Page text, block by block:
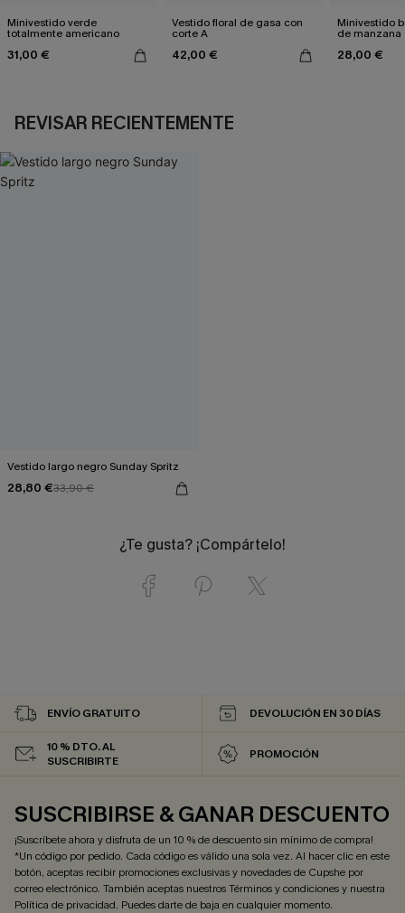
Minivestido verde
totalmente americano
31,00 €
Vestido floral de gasa con
corte A
42,00 €
Minivestido
de manzana
28,00 €
REVISAR RECIENTEMENTE
Vestido largo negro Sunday Spritz
28,80 €33,90 €
¿Te gusta? ¡Compártelo!
ENVÍO GRATUITO DEVOLUCIÓN EN 30 DÍAS
10 % DTO. AL
SUSCRIBIRTE
PROMOCIÓN
SUSCRIBIRSE & GANAR DESCUENTO
¡Suscríbete ahora y disfruta de un 10 % de descuento sin mínimo de compra!
*Un código por pedido. Cada código es válido una sola vez. Al hacer clic en este
botón, aceptas recibir promociones exclusivas y novedades de Cupshe por
correo electrónico. También aceptas nuestrosTérminos y condicionesy nuestra
Política de privacidad. Puedes darte de baja en cualquier momento.